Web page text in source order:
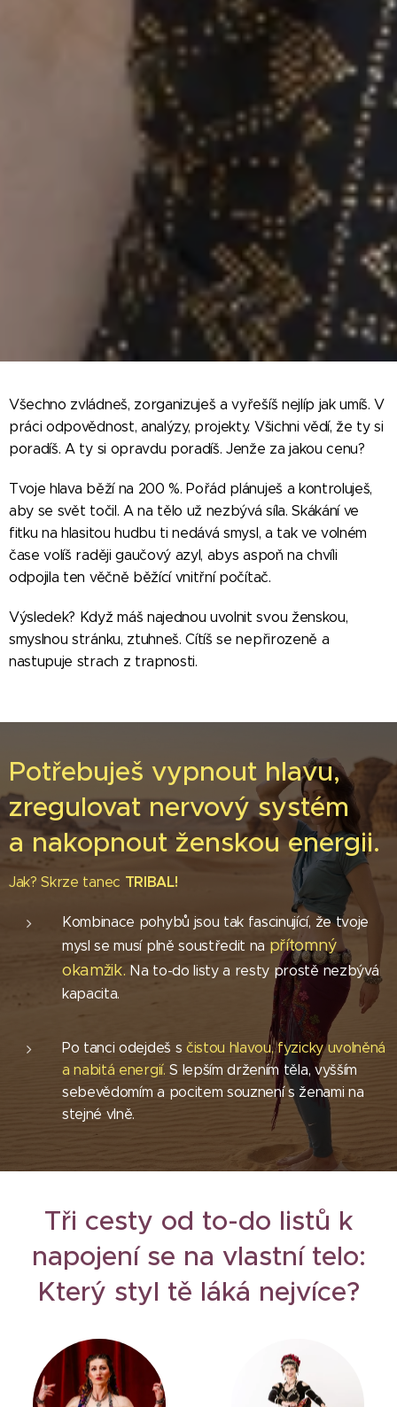
Všechno zvládneš, zorganizuješ a vyřešíš nejlíp jak umíš. V
práci odpovědnost, analýzy, projekty. Všichni vědí, že ty si
poradíš. A ty si opravdu poradíš. Jenže za jakou cenu?
Tvoje hlava běží na 200 %. Pořád plánuješ a kontroluješ,
aby se svět točil. A na tělo už nezbývá síla. Skákání ve
fitku na hlasitou hudbu ti nedává smysl, a tak ve volném
čase volíš raději gaučový azyl, abys aspoň na chvíli
odpojila ten věčně běžící vnitřní počítač.
Výsledek? Když máš najednou uvolnit svou ženskou,
smyslnou stránku, ztuhneš. Cítíš se nepřirozeně a
nastupuje strach z trapnosti.
Potřebuješ vypnout hlavu,
zregulovat nervový systém
a nakopnout ženskou energii.
Jak? Skrze tanec TRIBAL!
Kombinace pohybů jsou tak fascinující, že tvoje
mysl se musí plně soustředit na přítomný
okamžik. Na to-do listy a resty prostě nezbývá
kapacita.
Po tanci odejdeš s čistou hlavou, fyzicky uvolněná
a nabitá energií. S lepším držením těla, vyšším
sebevědomím a pocitem souznení s ženami na
stejné vlně.
Tři cesty od to-do listů k
napojení se na vlastní telo:
Který styl tě láká nejvíce?